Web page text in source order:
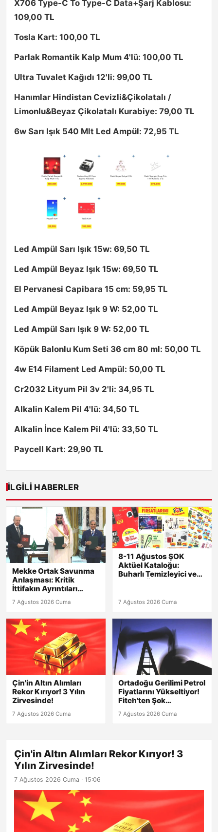
X706 Type-C To Type-C Data+Şarj Kablosu:
109,00 TL
Tosla Kart: 100,00 TL
Parlak Romantik Kalp Mum 4'lü: 100,00 TL
Ultra Tuvalet Kağıdı 12'li: 99,00 TL
Hanımlar Hindistan Cevizli&Çikolatalı /
Limonlu&Beyaz Çikolatalı Kurabiye: 79,00 TL
6w Sarı Işık 540 Mlt Led Ampül: 72,95 TL
Led Ampül Sarı Işık 15w: 69,50 TL
Led Ampül Beyaz Işık 15w: 69,50 TL
El Pervanesi Capibara 15 cm: 59,95 TL
Led Ampül Beyaz Işık 9 W: 52,00 TL
Led Ampül Sarı Işık 9 W: 52,00 TL
Köpük Balonlu Kum Seti 36 cm 80 ml: 50,00 TL
4w E14 Filament Led Ampül: 50,00 TL
Cr2032 Lityum Pil 3v 2'li: 34,95 TL
Alkalin Kalem Pil 4'lü: 34,50 TL
Alkalin İnce Kalem Pil 4'lü: 33,50 TL
Paycell Kart: 29,90 TL
İLGILI HABERLER
Mekke Ortak Savunma
Anlaşması: Kritik
İttifakın Ayrıntıları
Açıklandı!
7 Ağustos 2026 Cuma
8-11 Ağustos ŞOK
Aktüel Kataloğu:
Buharlı Temizleyici ve
7 Ağustos 2026 Cuma
Çin'in Altın Alımları
Rekor Kırıyor! 3 Yılın
Zirvesinde!
7 Ağustos 2026 Cuma
Ortadoğu Gerilimi Petrol
Fiyatlarını Yükseltiyor!
Fitch'ten Şok
Tahminlerle Dolu Analiz
7 Ağustos 2026 Cuma
Çin'in Altın Alımları Rekor Kırıyor! 3
Yılın Zirvesinde!
7 Ağustos 2026 Cuma · 15:06